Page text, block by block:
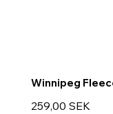
Winnipeg
Preis
259,00 SEK